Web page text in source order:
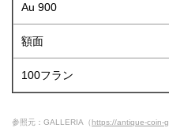
Au 900
額面
100フラン
参照元：GALLERIA（https://antique-coin-